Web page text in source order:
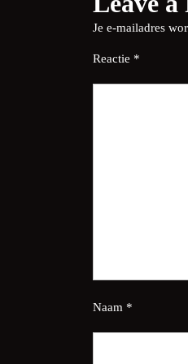
Je e-mailadres
Reactie *
Naam *